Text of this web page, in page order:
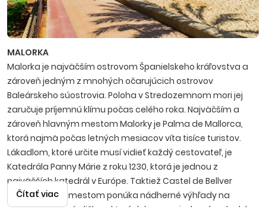
MALORKA
Malorka je najväčším ostrovom Španielskeho kráľovstva a
zároveň jedným z mnohých očarujúcich ostrovov
Baleárskeho súostrovia. Poloha v Stredozemnom mori jej
zaručuje príjemnú klímu počas celého roka. Najväčším a
zároveň hlavným mestom Malorky je Palma de Mallorca,
ktorá najmä počas letných mesiacov víta tisíce turistov.
Lákadlom, ktoré určite musí vidieť každý cestovateľ, je
Katedrála Panny Márie z roku 1230, ktorá je jednou z
najväčších katedrál v Európe. Taktiež Castel de Bellver
týčiaci sa nad mestom ponúka nádherné výhľady na
zelené, malebné uličky, v ktorých by sa nejeden dovolenkár
Čítať viac